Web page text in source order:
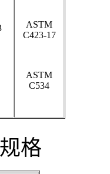
ASTM
C423-17
ASTM
C534
格